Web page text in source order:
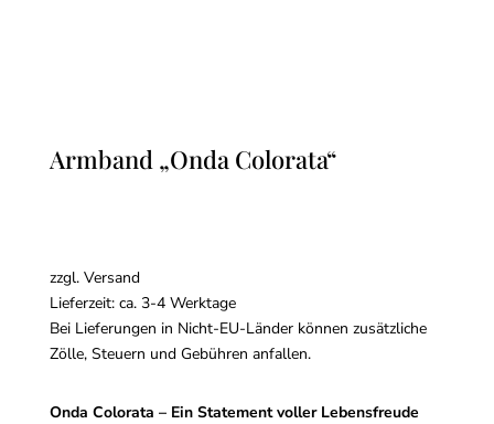
Armband „Onda Colorata“
zzgl. Versand
Lieferzeit: ca. 3-4 Werktage
Bei Lieferungen in Nicht-EU-Länder können zusätzliche
Zölle, Steuern und Gebühren anfallen.
Onda Colorata – Ein Statement voller Lebensfreude